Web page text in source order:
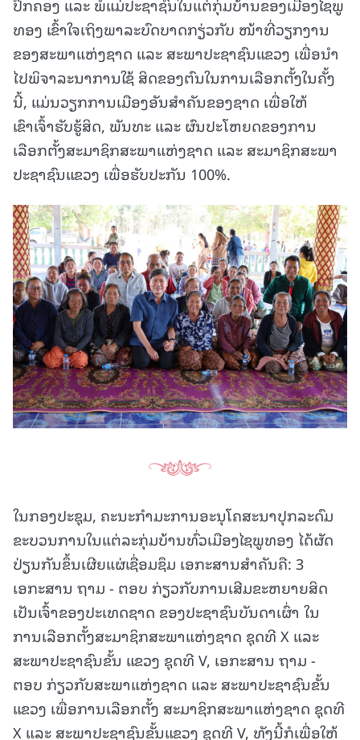
ປົກຄອງ ແລະ ພໍ່ແມ່ປະຊາຊົນໃນແຕ່ກຸ່ມບ້ານຂອງເມືອງໄຊພູ
ທອງ ເຂົ້າໃຈເຖິງພາລະບົດບາດກຽ່ວກັບ ໜ້າທີ່ວຽກງານ
ຂອງສະພາແຫ່ງຊາດ ແລະ ສະພາປະຊາຊົນແຂວງ ເພື່ອນຳ
ໄປພິຈາລະນາການໃຊ້ ສິດຂອງຕົນໃນການເລືອກຕັ້ງໃນຄັ້ງ
ນີ້, ແມ່ນວຽກການເມືອງອັນສຳຄັນຂອງຊາດ ເພື່ອໃຫ້
ເຂົາເຈົ້າຮັບຮູ້ສິດ, ພັນທະ ແລະ ຜົນປະໂຫຍດຂອງການ
ເລືອກຕັ້ງສະມາຊິກສະພາແຫ່ງຊາດ ແລະ ສະມາຊິກສະພາ
ປະຊາຊົນແຂວງ ເພື່ອຮັບປະກັນ 100%.
ໃນກອງປະຊຸມ, ຄະນະກໍາມະການອະນຸໂຄສະນາປຸກລະດົມ
ຂະບວນການໃນແຕ່ລະກຸ່ມບ້ານທົ່ວເມືອງໄຊພູທອງ ໄດ້ຜັດ
ປ່ຽນກັນຂຶ້ນເຜີຍແຜ່ເຊື່ອມຊຶມ ເອກະສານສໍາຄັນຄື: 3
ເອກະສານ ຖາມ - ຕອບ ກ່ຽວກັບການເສີມຂະຫຍາຍສິດ
ເປັນເຈົ້າຂອງປະເທດຊາດ ຂອງປະຊາຊົນບັນດາເຜົ່າ ໃນ
ການເລືອກຕັ້ງສະມາຊິກສະພາແຫ່ງຊາດ ຊຸດທີ X ແລະ
ສະພາປະຊາຊົນຂັ້ນ ແຂວງ ຊຸດທີ V, ເອກະສານ ຖາມ -
ຕອບ ກ່ຽວກັບສະພາແຫ່ງຊາດ ແລະ ສະພາປະຊາຊົນຂັ້ນ
ແຂວງ ເພື່ອການເລືອກຕັ້ງ ສະມາຊິກສະພາແຫ່ງຊາດ ຊຸດທີ
X ແລະ ສະພາປະຊາຊົນຂັ້ນແຂວງ ຊຸດທີ V, ທັງນີ້ກໍເພື່ອໃຫ້